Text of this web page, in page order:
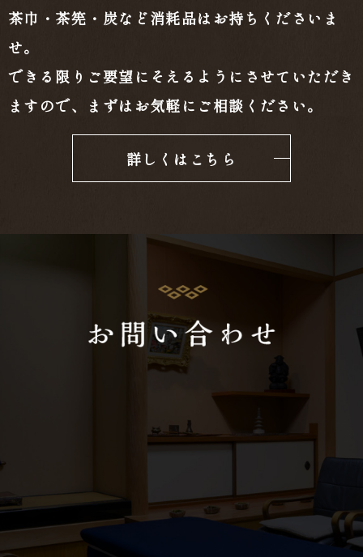
茶巾・茶筅・炭など消耗品はお持ちくださいま
せ。
できる限りご要望にそえるようにさせていただき
ますので、まずはお気軽にご相談ください。
詳しくはこちら